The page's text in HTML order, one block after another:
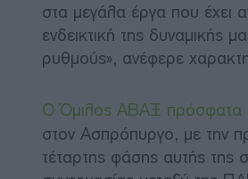
στα μεγάλα έργα που έχει
ενδεικτική της δυναμικής
ρυθμούς», ανέφερε
Ο Όμιλος ΑΒΑΞ πρόσφατα
στον Ασπρόπυργο, με την
τέταρτης φάσης αυτής της